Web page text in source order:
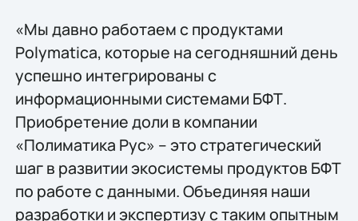
«Мы давно работаем с продуктами
Polymatica, которые на сегодняшний день
успешно интегрированы с
информационными системами БФТ.
Приобретение доли в компании
«Полиматика Рус» – это стратегический
шаг в развитии экосистемы продуктов БФТ
по работе с данными. Объединяя наши
разработки и экспертизу с таким опытным